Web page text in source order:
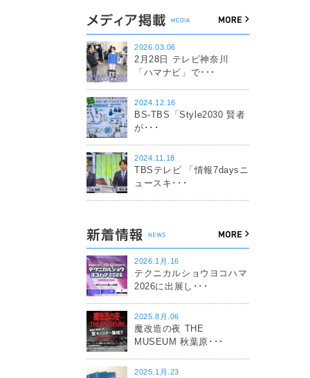
2026.03.06
2月28日 テレビ神奈川
「ハマナビ」で･･･
2024.12.16
BS-TBS「Style2030 賢者
が･･･
2024.11.18
TBSテレビ 「情報7daysニ
ュースキ･･･
2026.1月.16
テクニカルショウヨコハマ
2026に出展し･･･
2025.8月.06
魔改造の夜 THE
MUSEUM 秋葉原･･･
2025.1月.23